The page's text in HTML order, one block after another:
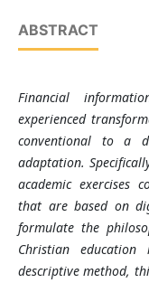
ABSTRACT
Financial
experienced
conventional to a
adaptation.
academic exercises
that are based on
formulate the
Christian
descriptive method,